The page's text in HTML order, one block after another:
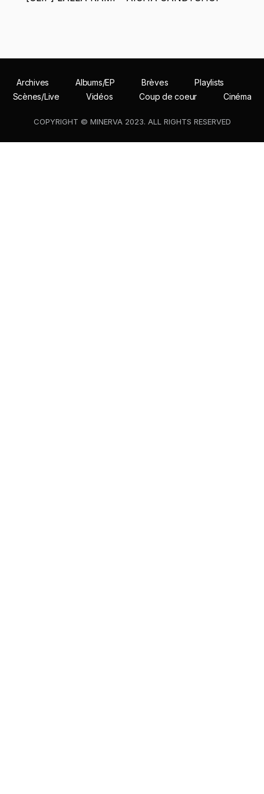
Archives Albums/EP Brèves
Playlists
Scènes/Live
Vidéos Coup de coeur Cinéma
COPYRIGHT © MINERVA 2023. ALL RIGHTS RESERVED